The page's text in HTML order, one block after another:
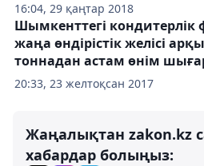
16:04, 29 қаңтар 2018
20:33, 23 желтоқсан 2017
Шымкенттегі кондитерлік
жаңа өндірістік желісі
тоннадан астам өнім
Жаңалықтан zakon.kz
хабардар болыңыз: